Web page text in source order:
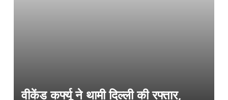
वीकेंड कर्फ्यू ने थामी दिल्ली की रफ्तार,